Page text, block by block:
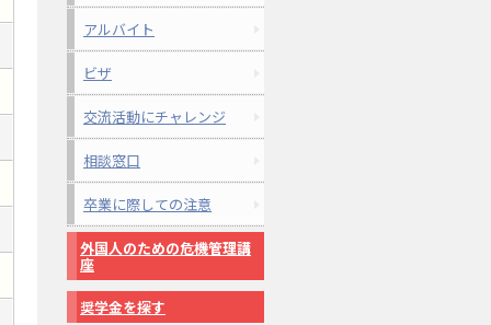
アルバイト
ビザ
交流活動にチャレンジ
相談窓口
卒業に際しての注意
外国人のための危機管理講
座
奨学金を探す